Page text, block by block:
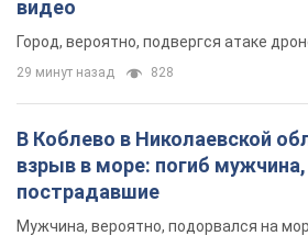
видео
Город, вероятно, подвергся атаке
29 минут назад 828
В Коблево в Николаевской
взрыв в море: погиб
пострадавшие
Мужчина, вероятно, подорвался на